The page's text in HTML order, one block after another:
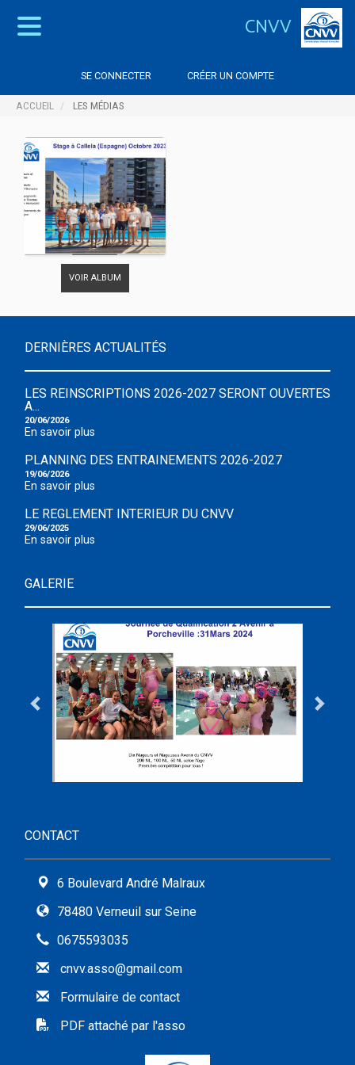
CNVV
SE CONNECTER CRÉER UN COMPTE
ACCUEIL LES MÉDIAS
VOIR ALBUM
DERNIÈRES ACTUALITÉS
LES REINSCRIPTIONS 2026-2027 SERONT OUVERTES
A...
20/06/2026
En savoir plus
PLANNING DES ENTRAINEMENTS 2026-2027
19/06/2026
En savoir plus
LE REGLEMENT INTERIEUR DU CNVV
29/06/2025
En savoir plus
GALERIE
CONTACT
6 Boulevard André Malraux
78480 Verneuil sur Seine
0675593035
cnvv.asso@gmail.com
Formulaire de contact
PDF attaché par l'asso